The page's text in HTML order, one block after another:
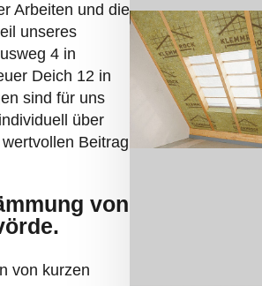
Arbeiten und die
unseres
4 in
Deich 12 in
sind für uns
über
Beitrag
von
von kurzen